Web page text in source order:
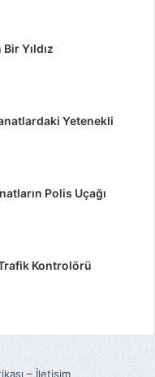
Yıldız
Yetenekli
Polis Uçağı
Kontrolörü
– İletişim